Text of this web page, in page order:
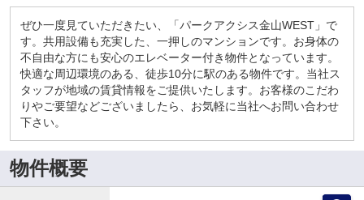
ぜひ一度見ていただきたい、「パークアクシス金山WEST」で
す。共用設備も充実した、一押しのマンションです。お身体の
不自由な方にも安心のエレベーター付き物件となっています。
快適な周辺環境のある、徒歩10分に駅のある物件です。当社ス
タッフが地域の賃貸情報をご提供いたします。お客様のこだわ
りやご要望などございましたら、お気軽に当社へお問い合わせ
下さい。
物件概要